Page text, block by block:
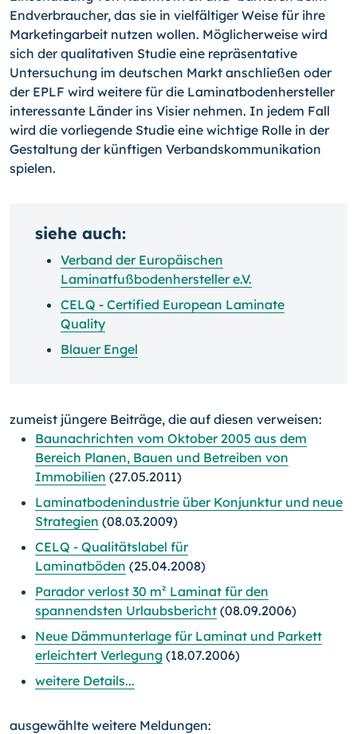
Endverbraucher, das sie in vielfältiger Weise für ihre
Marketingarbeit nutzen wollen. Möglicherweise wird
sich der qualitativen Studie eine repräsentative
Untersuchung im deutschen Markt anschließen oder
der EPLF wird weitere für die Laminatbodenhersteller
interessante Länder ins Visier nehmen. In jedem Fall
wird die vorliegende Studie eine wichtige Rolle in der
Gestaltung der künftigen Verbandskommunikation
spielen.
siehe auch:
Verband der Europäischen
Laminatfußbodenhersteller e.V.
CELQ - Certified European Laminate
Quality
Blauer Engel
zumeist jüngere Beiträge, die auf diesen verweisen:
Baunachrichten vom Oktober 2005 aus dem
Bereich Planen, Bauen und Betreiben von
Immobilien (27.05.2011)
Laminatbodenindustrie über Konjunktur und neue
Strategien (08.03.2009)
CELQ - Qualitätslabel für
Laminatböden (25.04.2008)
Parador verlost 30 m² Laminat für den
spannendsten Urlaubsbericht (08.09.2006)
Neue Dämmunterlage für Laminat und Parkett
erleichtert Verlegung (18.07.2006)
weitere Details...
ausgewählte weitere Meldungen: